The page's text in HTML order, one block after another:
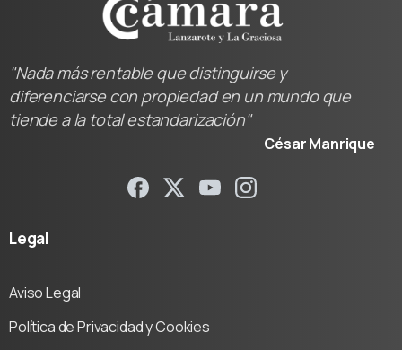
"Nada más rentable que distinguirse y
diferenciarse con propiedad en un mundo que
tiende a la total estandarización"
César Manrique
Legal
Aviso Legal
Política de Privacidad y Cookies